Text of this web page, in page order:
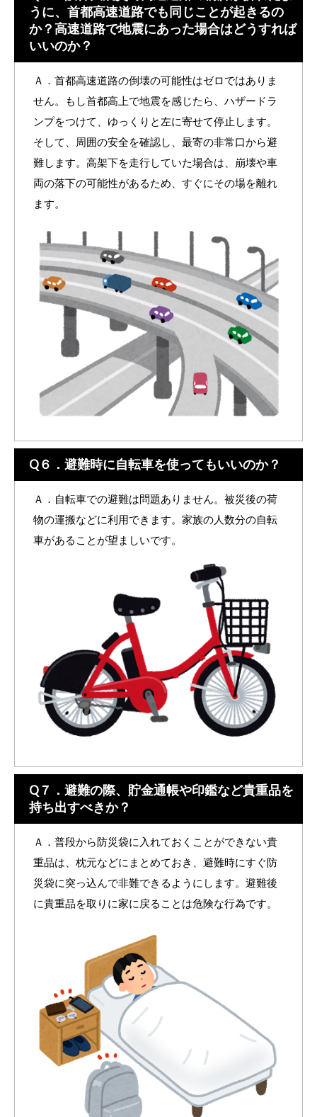
うに、首都高速道路でも同じことが起きるの
か？高速道路で地震にあった場合はどうすれば
いいのか？
Ａ．首都高速道路の倒壊の可能性はゼロではありま
せん。もし首都高上で地震を感じたら、ハザードラ
ンプをつけて、ゆっくりと左に寄せて停止します。
そして、周囲の安全を確認し、最寄の非常口から避
難します。高架下を走行していた場合は、崩壊や車
両の落下の可能性があるため、すぐにその場を離れ
ます。
Q６．避難時に自転車を使ってもいいのか？
Ａ．自転車での避難は問題ありません。被災後の荷
物の運搬などに利用できます。家族の人数分の自転
車があることが望ましいです。
Q７．避難の際、貯金通帳や印鑑など貴重品を
持ち出すべきか？
Ａ．普段から防災袋に入れておくことができない貴
重品は、枕元などにまとめておき、避難時にすぐ防
災袋に突っ込んで非難できるようにします。避難後
に貴重品を取りに家に戻ることは危険な行為です。